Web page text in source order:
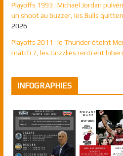
Playoffs 1993 : Michael Jordan
un shoot au buzzer, les Bulls
2026
Playoffs 2011 : le Thunder éteint
match 7, les Grizzlies rentrent
INFOGRAPHIES